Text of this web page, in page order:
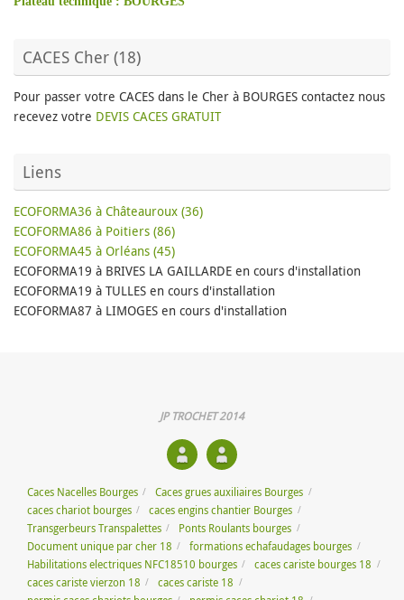
CACES Cher (18)
Pour passer votre CACES dans le Cher à BOURGES contactez nous
recevez votre DEVIS CACES GRATUIT
Liens
ECOFORMA36 à Châteauroux (36)
ECOFORMA86 à Poitiers (86)
ECOFORMA45 à Orléans (45)
ECOFORMA19 à BRIVES LA GAILLARDE en cours d'installation
ECOFORMA19 à TULLES en cours d'installation
ECOFORMA87 à LIMOGES en cours d'installation
JP TROCHET 2014
Caces Nacelles Bourges
Caces grues auxiliaires Bourges
caces chariot bourges
caces engins chantier Bourges
Transgerbeurs Transpalettes
Ponts Roulants bourges
Document unique par cher 18
formations echafaudages bourges
Habilitations electriques NFC18510 bourges
caces cariste bourges 18
caces cariste vierzon 18
caces cariste 18